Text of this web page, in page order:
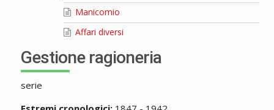
Manicomio
Affari diversi
Gestione ragioneria
serie